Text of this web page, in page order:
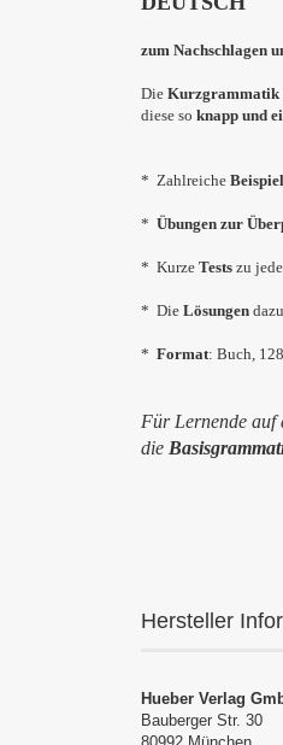
zum Nachschlagen
Die Kurzgrammatik
diese so knapp und
* Zahlreiche
* Übungen zur
* Kurze Tests zu
* Die Lösungen
* Format: Buch,
Für Lernende auf
die
Hersteller
Hueber Verlag
Bauberger Str. 30